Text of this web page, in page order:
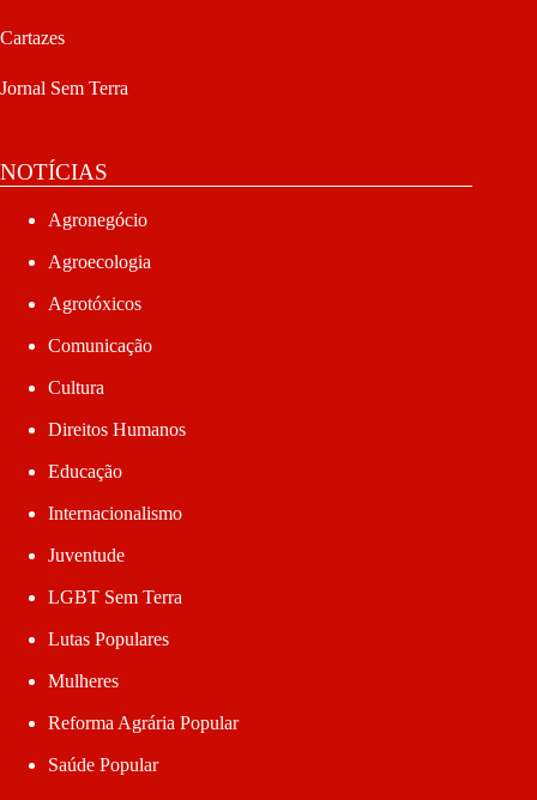
Cartazes
Jornal Sem Terra
NOTÍCIAS
Agronegócio
Agroecologia
Agrotóxicos
Comunicação
Cultura
Direitos Humanos
Educação
Internacionalismo
Juventude
LGBT Sem Terra
Lutas Populares
Mulheres
Reforma Agrária Popular
Saúde Popular